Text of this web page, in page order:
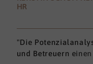
HR
"Die
und Betreuern